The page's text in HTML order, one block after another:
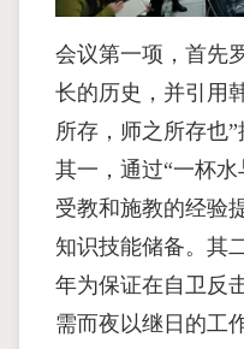
会议第一项，首先
长的历史，并引用
所存，师之所存也”
其一，通过“一杯
受教和施教的经验
知识技能储备。其
年为保证在自卫反
需而夜以继日的工